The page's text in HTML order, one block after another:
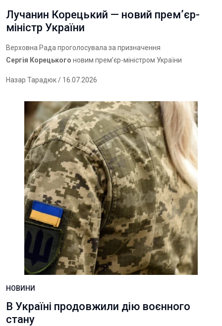
Лучанин Корецький — новий премʼєр-
міністр України
Верховна Рада проголосувала за призначення
Сергія Корецького новим прем’єр-міністром України
Назар Тарадюк/ 16.07.2026
НОВИНИ
В Україні продовжили дію воєнного
стану